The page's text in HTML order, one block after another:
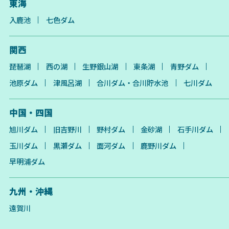
東海
入鹿池 七色ダム
関西
琵琶湖 西の湖 生野銀山湖 東条湖
青野ダム
池原ダム
津風呂湖 合川ダム・合川貯水池 七川ダム
中国・四国
旭川ダム 旧吉野川 野村ダム 金砂湖
石手川ダム
玉川ダム
黒瀬ダム 面河ダム
鹿野川ダム
早明浦ダム
九州・沖縄
遠賀川